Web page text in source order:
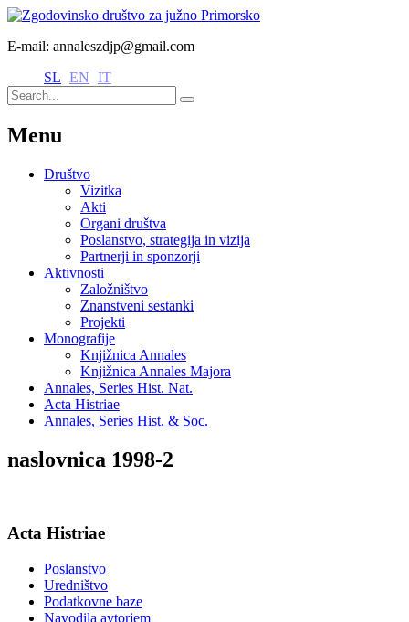
E-mail: annaleszdjp@gmail.com
SL EN IT
Menu
Društvo
Vizitka
Akti
Organi društva
Poslanstvo, strategija in vizija
Partnerji in sponzorji
Aktivnosti
Založništvo
Znanstveni sestanki
Projekti
Monografije
Knjižnica Annales
Knjižnica Annales Majora
Annales, Series Hist. Nat.
Acta Histriae
Annales, Series Hist. & Soc.
naslovnica 1998-2
Acta Histriae
Poslanstvo
Uredništvo
Podatkovne baze
Navodila avtorjem